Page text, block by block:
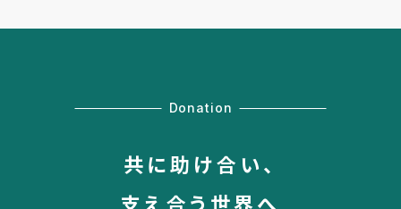
Donation
共に助け合い、
支え合う世界へ